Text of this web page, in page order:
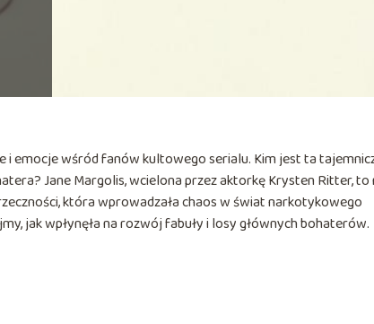
i emocje wśród fanów kultowego serialu. Kim jest ta
Jane Margolis, wcielona przez aktorkę Krysten Ritter, to
która wprowadzała chaos w świat narkotykowego
jak wpłynęła na rozwój fabuły i losy głównych bohaterów.